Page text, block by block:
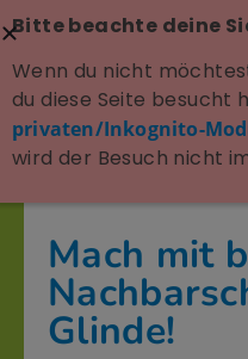
Mach mit
Glinde!
Bitte beachte deine
Wenn du nicht
du diese Seite besucht
privaten/Inkognito-
wird der Besuch nicht